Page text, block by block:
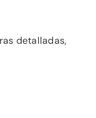
detalladas,